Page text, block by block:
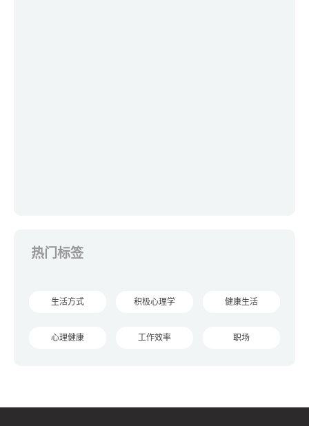
热门标签
生活方式 积极心理学 健康生活
心理健康 工作效率 职场